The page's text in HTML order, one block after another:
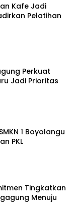
Kafe Jadi
Pelatihan
Perkuat
Jadi Prioritas
1 Boyolangu
PKL
Tingkatkan
Menuju